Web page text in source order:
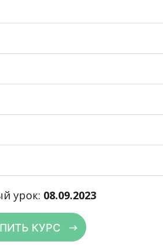
урок: 08.09.2023
КУРС